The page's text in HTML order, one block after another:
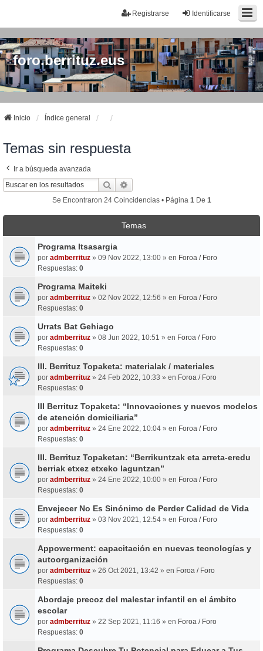
Identificarse
Registrarse
foro.berrituz.eus
Inicio Índice general
Temas sin respuesta
Ir a búsqueda avanzada
Buscar
Se Encontraron 24 Coincidencias • Página 1 De 1
Temas
Programa Itsasargia
por admberrituz » 09 Nov 2022, 13:00 » en Foroa / Foro
Respuestas: 0
Programa Maiteki
por admberrituz » 02 Nov 2022, 12:56 » en Foroa / Foro
Respuestas: 0
Urrats Bat Gehiago
por admberrituz » 08 Jun 2022, 10:51 » en Foroa / Foro
Respuestas: 0
III. Berrituz Topaketa: materialak / materiales
por admberrituz » 24 Feb 2022, 10:33 » en Foroa / Foro
Respuestas: 0
III Berrituz Topaketa: “Innovaciones y nuevos modelos
de atención domiciliaria”
por admberrituz » 24 Ene 2022, 10:04 » en Foroa / Foro
Respuestas: 0
III. Berrituz Topaketan: “Berrikuntzak eta arreta-eredu
berriak etxez etxeko laguntzan”
por admberrituz » 24 Ene 2022, 10:00 » en Foroa / Foro
Respuestas: 0
Envejecer No Es Sinónimo de Perder Calidad de Vida
por admberrituz » 03 Nov 2021, 12:54 » en Foroa / Foro
Respuestas: 0
Appowerment: capacitación en nuevas tecnologías y
autoorganización
por admberrituz » 26 Oct 2021, 13:42 » en Foroa / Foro
Respuestas: 0
Abordaje precoz del malestar infantil en el ámbito
escolar
por admberrituz » 22 Sep 2021, 11:16 » en Foroa / Foro
Respuestas: 0